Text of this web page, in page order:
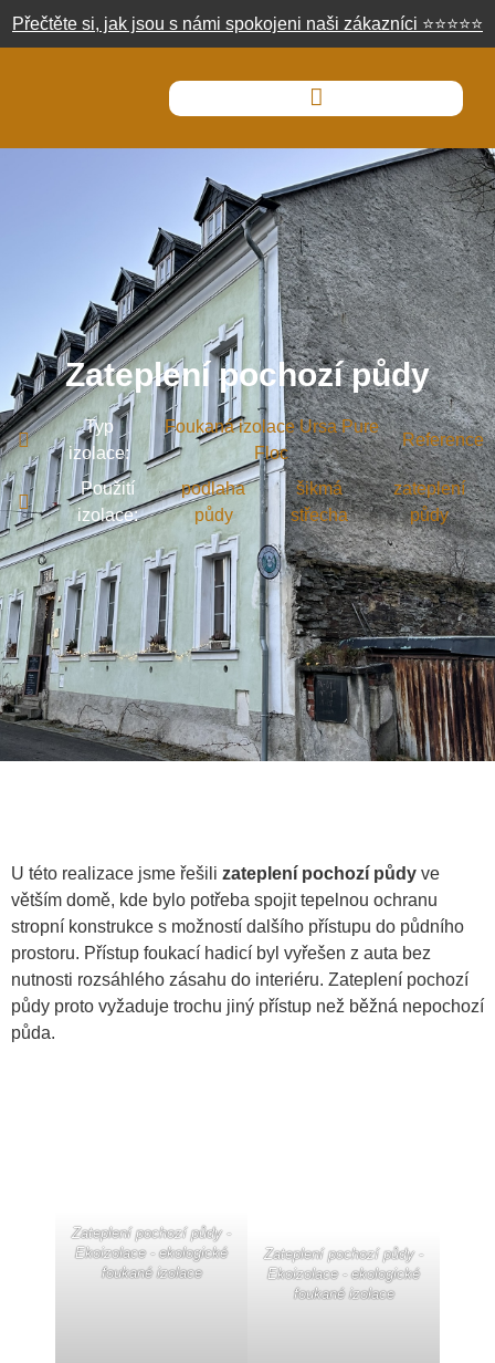
Přečtěte si, jak jsou s námi spokojeni naši zákazníci ⭐⭐⭐⭐⭐
Zateplení pochozí půdy
Typ
izolace:
Foukaná izolace Ursa Pure
Floc
,Reference
Použití
izolace:
podlaha
půdy
,
šikmá
střecha
,
zateplení
půdy
U této realizace jsme řešili zateplení pochozí půdy ve
větším domě, kde bylo potřeba spojit tepelnou ochranu
stropní konstrukce s možností dalšího přístupu do půdního
prostoru. Přístup foukací hadicí byl vyřešen z auta bez
nutnosti rozsáhlého zásahu do interiéru. Zateplení pochozí
půdy proto vyžaduje trochu jiný přístup než běžná nepochozí
půda.
Zateplení pochozí půdy -
Ekoizolace - ekologické
foukané izolace
Zateplení pochozí půdy -
Ekoizolace - ekologické
foukané izolace